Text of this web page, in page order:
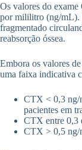
Os valores do exame
por mililitro (ng/mL).
fragmentado
reabsorção óssea.
Embora os valores
uma faixa indicativa
CTX < 0,3 ng/
pacientes em
CTX entre 0,3
CTX > 0,5 ng/